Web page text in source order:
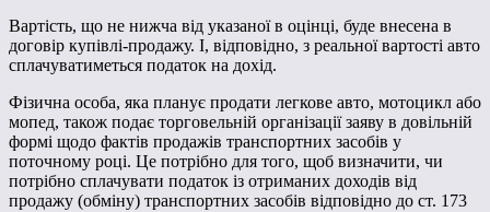
Вартість, що не нижча від указаної в оцінці, буде внесена в
договір купівлі-продажу. І, відповідно, з реальної вартості авто
сплачуватиметься податок на дохід.
Фізична особа, яка планує продати легкове авто, мотоцикл або
мопед, також подає торговельній організації заяву в довільній
формі щодо фактів продажів транспортних засобів у
поточному році. Це потрібно для того, щоб визначити, чи
потрібно сплачувати податок із отриманих доходів від
продажу (обміну) транспортних засобів відповідно до ст. 173